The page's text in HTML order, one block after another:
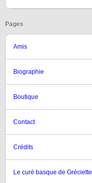
Pages
Amis
Biographie
Boutique
Contact
Crédits
Le curé basque de Gréciette